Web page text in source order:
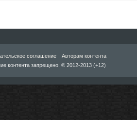
соглашение
Авторам контента
контента запрещено. © 2012-2013 (+12)